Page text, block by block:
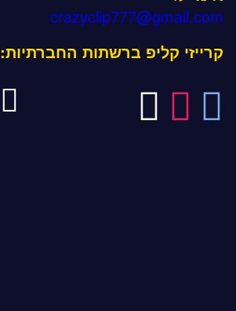
crazyclip777@gmail.com
קרייזי קליפ ברשתות החברתיות: